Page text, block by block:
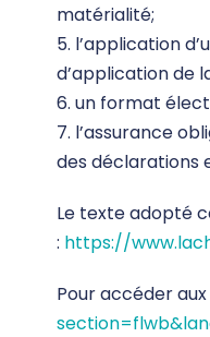
matérialité;
5. l’application
d’application de
6. un format
7. l’assurance
des déclarations
Le texte adopté
: https://
Pour accéder